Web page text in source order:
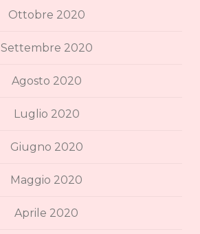
Ottobre 2020
Settembre 2020
Agosto 2020
Luglio 2020
Giugno 2020
Maggio 2020
Aprile 2020